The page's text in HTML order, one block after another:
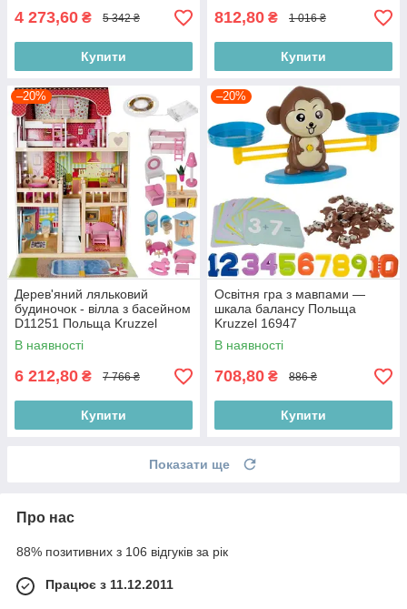
4 273,60 ₴ 5 342 ₴
Купити
812,80 ₴ 1 016 ₴
Купити
–20%
Дерев'яний ляльковий
будиночок - вілла з басейном
D11251 Польща Kruzzel
11251
В наявності
6 212,80 ₴ 7 766 ₴
Купити
–20%
Освітня гра з мавпами —
шкала балансу Польща
Kruzzel 16947
В наявності
708,80 ₴ 886 ₴
Купити
Показати ще
Про нас
88% позитивних з 106 відгуків за рік
Працює з 11.12.2011